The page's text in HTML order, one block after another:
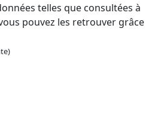
telles que consultées à
pouvez les retrouver grâce